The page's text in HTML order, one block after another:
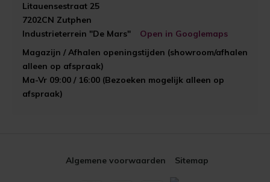
Litauensestraat 25
7202CN Zutphen
Industrieterrein "De Mars"
Open in Googlemaps
Magazijn / Afhalen openingstijden (showroom/afhalen
alleen op afspraak)
Ma-Vr 09:00 / 16:00 (Bezoeken mogelijk alleen op
afspraak)
Algemene voorwaarden Sitemap